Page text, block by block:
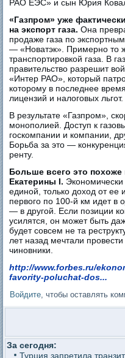
РАО ЕЭС» и сын Юрия
«Газпром» уже
на экспорт газа.Она
продаже газа по
— «Новатэк». Примерно то
транспортировкой газа. В
правительство разрешит
«Интер РАО», который
которому в последнее
лицензий и налоговых льгот.
В результате «Газпром»,
монополией. Доступ к
госкомпании и компании,
Борьба за это —
ренту.
Больше всего это
Екатерины I. Экономически
единой, только доход от ее
первого по 100-й км идет в
— в другой. Если позиции
усилятся, он может быть
будет совсем не та
лет назад мечтали
чиновники.
http://www.forbes.ru/
favority-poluchat-dos...
Войдите , чтобы оставлять
За сегодня:
Турция запретила